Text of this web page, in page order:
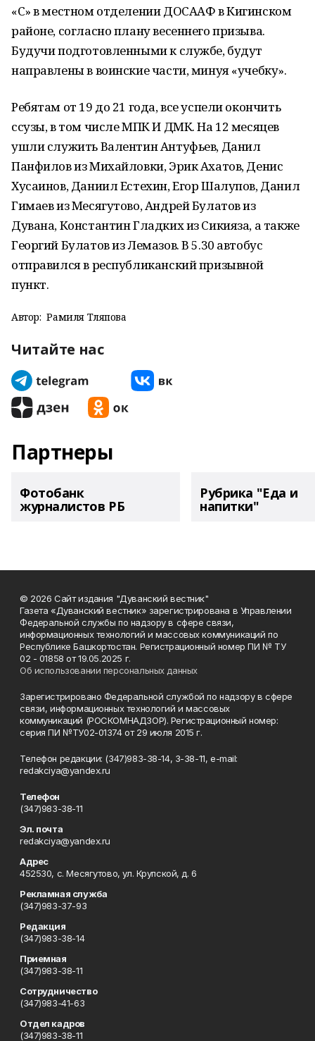
«С» в местном отделении ДОСААФ в Кигинском
районе, согласно плану весеннего призыва.
Будучи подготовленными к службе, будут
направлены в воинские части, минуя «учебку».
Ребятам от 19 до 21 года, все успели окончить
ссузы, в том числе МПК И ДМК. На 12 месяцев
ушли служить Валентин Антуфьев, Данил
Панфилов из Михайловки, Эрик Ахатов, Денис
Хусаинов, Даниил Естехин, Егор Шалупов, Данил
Гимаев из Месягутово, Андрей Булатов из
Дувана, Константин Гладких из Сикияза, а также
Георгий Булатов из Лемазов. В 5.30 автобус
отправился в республиканский призывной
пункт.
Автор: Рамиля Тляпова
Читайте нас
Партнеры
Фотобанк
журналистов РБ
Рубрика "Еда и
напитки"
© 2026 Сайт издания "Дуванский вестник"
Газета «Дуванский вестник» зарегистрирована в Управлении
Федеральной службы по надзору в сфере связи,
информационных технологий и массовых коммуникаций по
Республике Башкортостан. Регистрационный номер ПИ № ТУ
02 - 01858 от 19.05.2025 г.
Об использовании персональных данных
Зарегистрировано Федеральной службой по надзору в сфере
связи, информационных технологий и массовых
коммуникаций (РОСКОМНАДЗОР). Регистрационный номер:
серия ПИ №ТУ02-01374 от 29 июля 2015 г.
Телефон редакции: (347)983-38-14, 3-38-11, e-mail:
redakciya@yandex.ru
Телефон
(347)983-38-11
Эл. почта
redakciya@yandex.ru
Адрес
452530, с. Месягутово, ул. Крупской, д. 6
Рекламная служба
(347)983-37-93
Редакция
(347)983-38-14
Приемная
(347)983-38-11
Сотрудничество
(347)983-41-63
Отдел кадров
(347)983-38-11